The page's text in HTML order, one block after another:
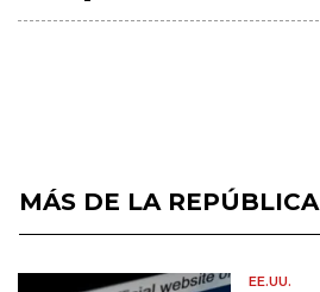
MÁS DE LA REPÚBLICA
EE.UU.